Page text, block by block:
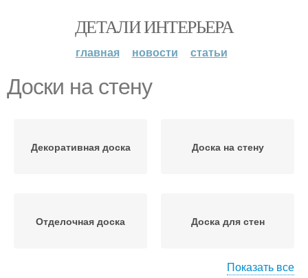
ДЕТАЛИ ИНТЕРЬЕРА
главная новости статьи
Доски на стену
Декоративная доска Доска на стену
Отделочная доска Доска для стен
Показать все